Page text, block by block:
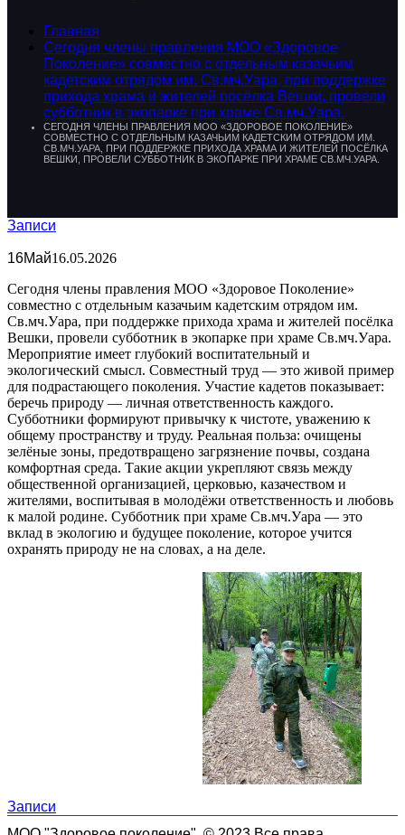
Главная
Сегодня члены правления МОО «Здоровое
Поколение» совместно с отдельным казачьим
кадетским отрядом им. Св.мч.Уара, при поддержке
прихода храма и жителей посёлка Вешки, провели
субботник в экопарке при храме Св.мч.Уара.
СЕГОДНЯ ЧЛЕНЫ ПРАВЛЕНИЯ МОО «ЗДОРОВОЕ ПОКОЛЕНИЕ»
СОВМЕСТНО С ОТДЕЛЬНЫМ КАЗАЧЬИМ КАДЕТСКИМ ОТРЯДОМ ИМ.
СВ.МЧ.УАРА, ПРИ ПОДДЕРЖКЕ ПРИХОДА ХРАМА И ЖИТЕЛЕЙ ПОСЁЛКА
ВЕШКИ, ПРОВЕЛИ СУББОТНИК В ЭКОПАРКЕ ПРИ ХРАМЕ СВ.МЧ.УАРА.
Записи
16Май16.05.2026
Сегодня члены правления МОО «Здоровое Поколение»
совместно с отдельным казачьим кадетским отрядом им.
Св.мч.Уара, при поддержке прихода храма и жителей посёлка
Вешки, провели субботник в экопарке при храме Св.мч.Уара.
Мероприятие имеет глубокий воспитательный и
экологический смысл. Совместный труд — это живой пример
для подрастающего поколения. Участие кадетов показывает:
беречь природу — личная ответственность каждого.
Субботники формируют привычку к чистоте, уважению к
общему пространству и труду. Реальная польза: очищены
зелёные зоны, предотвращено загрязнение почвы, создана
комфортная среда. Такие акции укрепляют связь между
общественной организацией, церковью, казачеством и
жителями, воспитывая в молодёжи ответственность и любовь
к малой родине. Субботник при храме Св.мч.Уара — это
вклад в экологию и будущее поколение, которое учится
охранять природу не на словах, а на деле.
Записи